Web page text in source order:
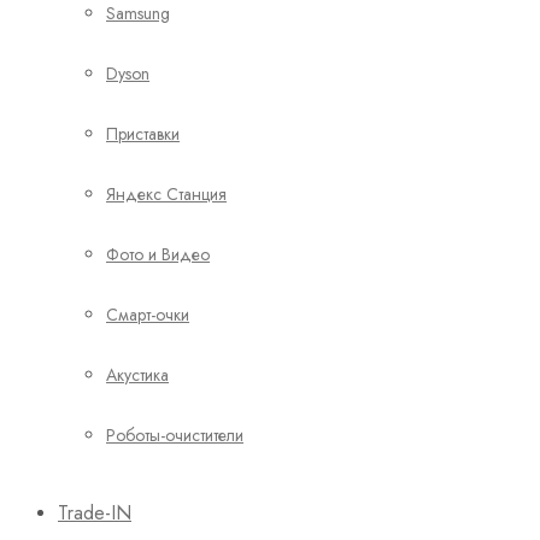
Samsung
Dyson
Приставки
Яндекс Станция
Фото и Видео
Смарт-очки
Акустика
Роботы-очистители
Trade-IN